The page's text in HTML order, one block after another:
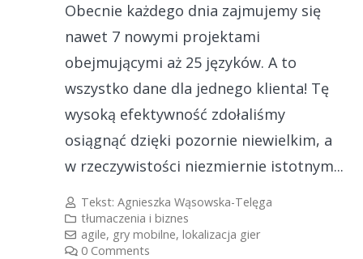
Obecnie każdego dnia zajmujemy się
nawet 7 nowymi projektami
obejmującymi aż 25 języków. A to
wszystko dane dla jednego klienta! Tę
wysoką efektywność zdołaliśmy
osiągnąć dzięki pozornie niewielkim, a
w rzeczywistości niezmiernie istotnym...
Tekst:Agnieszka Wąsowska-Telęga
tłumaczenia i biznes
agile, gry mobilne,lokalizacja gier
0 Comments